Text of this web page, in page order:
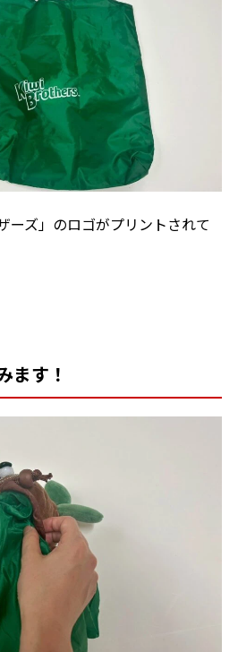
ーズ」のロゴがプリントされて
ます！